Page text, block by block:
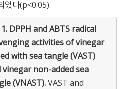
었다(p<0.05).
DPPH and ABTS radical
activities of vinegar
with sea tangle (VAST)
vinegar non-added sea
(VNAST).VAST and